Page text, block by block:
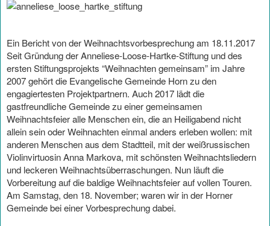
Ein Bericht von der Weihnachtsvorbesprechung am 18.11.2017
Seit Gründung der Anneliese-Loose-Hartke-Stiftung und des
ersten Stiftungsprojekts “Weihnachten gemeinsam” im Jahre
2007 gehört die Evangelische Gemeinde Horn zu den
engagiertesten Projektpartnern. Auch 2017 lädt die
gastfreundliche Gemeinde zu einer gemeinsamen
Weihnachtsfeier alle Menschen ein, die an Heiligabend nicht
allein sein oder Weihnachten einmal anders erleben wollen: mit
anderen Menschen aus dem Stadtteil, mit der weißrussischen
Violinvirtuosin Anna Markova, mit schönsten Weihnachtsliedern
und leckeren Weihnachtsüberraschungen. Nun läuft die
Vorbereitung auf die baldige Weihnachtsfeier auf vollen Touren.
Am Samstag, den 18. November; waren wir in der Horner
Gemeinde bei einer Vorbesprechung dabei.